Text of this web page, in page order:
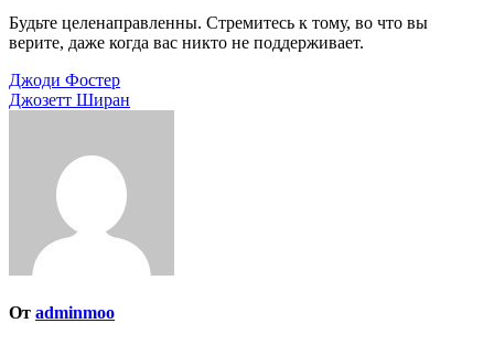
Будьте целенаправленны. Стремитесь к тому, во что вы
верите, даже когда вас никто не поддерживает.
Навигация
по
Джоди Фостер
Джозетт Ширан
От adminmoo